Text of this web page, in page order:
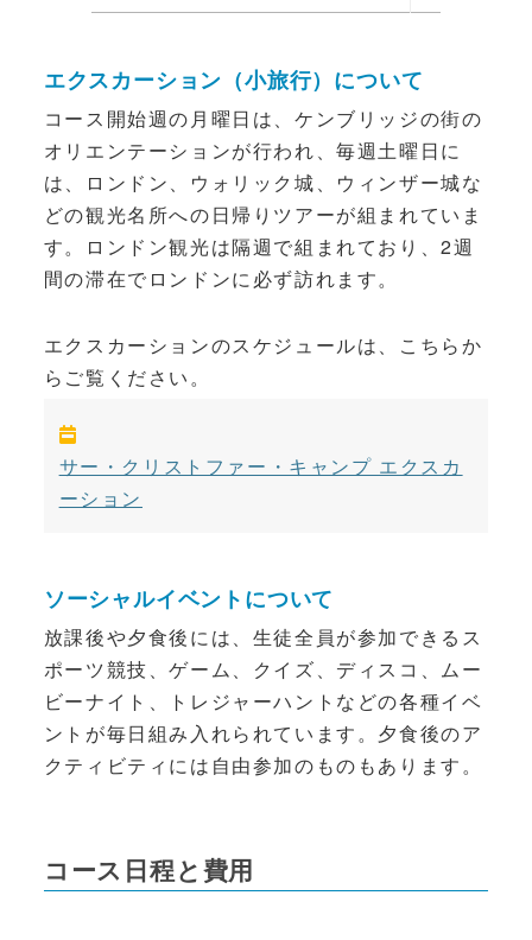
エクスカーション（小旅行）について
コース開始週の月曜日は、ケンブリッジの街の
オリエンテーションが行われ、毎週土曜日に
は、ロンドン、ウォリック城、ウィンザー城な
どの観光名所への日帰りツアーが組まれていま
す。ロンドン観光は隔週で組まれており、2週
間の滞在でロンドンに必ず訪れます。
エクスカーションのスケジュールは、こちらか
らご覧ください。
サー・クリストファー・キャンプ エクスカ
ーション
ソーシャルイベントについて
放課後や夕食後には、生徒全員が参加できるス
ポーツ競技、ゲーム、クイズ、ディスコ、ムー
ビーナイト、トレジャーハントなどの各種イベ
ントが毎日組み入れられています。夕食後のア
クティビティには自由参加のものもあります。
コース日程と費用